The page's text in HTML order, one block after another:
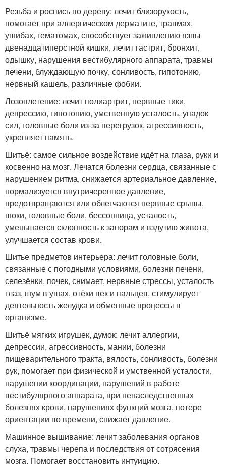
Резьба и роспись по дереву: лечит близорукость,
помогает при аллергическом дерматите, травмах,
ушибах, гематомах, способствует заживлению язвы
двенадцатиперстной кишки, лечит гастрит, бронхит,
одышку, нарушения вестибулярного аппарата, травмы
печени, блуждающую почку, сонливость, гипотонию,
нервный кашель, различные фобии.
Лозоплетение: лечит полиартрит, нервные тики,
депрессию, гипотонию, умственную усталость, упадок
сил, головные боли из-за перегрузок, агрессивность,
укрепляет память.
Шитьё: самое сильное воздействие идёт на глаза, руки и
косвенно на мозг. Лечатся болезни сердца, связанные с
нарушением ритма, снижается артериальное давление,
нормализуется внутричерепное давление,
предотвращаются или облегчаются нервные срывы,
шоки, головные боли, бессонница, усталость,
уменьшается склонность к запорам и вздутию живота,
улучшается состав крови.
Шитье предметов интерьера: лечит головные боли,
связанные с погодными условиями, болезни печени,
селезёнки, почек, снимает, нервные стрессы, усталость
глаз, шум в ушах, отёки век и пальцев, стимулирует
деятельность желудка и обменные процессы в
организме.
Шитьё мягких игрушек, думок: лечит аллергии,
депрессии, агрессивность, мании, болезни
пищеварительного тракта, вялость, сонливость, болезни
рук, помогает при физической и умственной усталости,
нарушении координации, нарушений в работе
вестибулярного аппарата, при ненаследственных
болезнях крови, нарушениях функций мозга, потере
ориентации во времени, снижает давление.
Машинное вышивание: лечит заболевания органов
слуха, травмы черепа и последствия от сотрясения
мозга. Помогает восстановить интуицию.